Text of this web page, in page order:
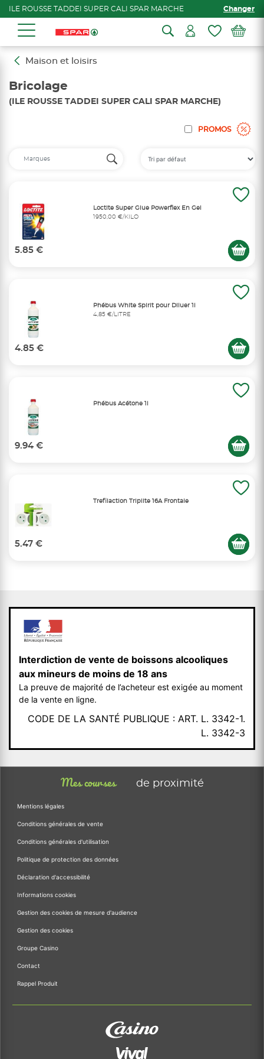
ILE ROUSSE TADDEI SUPER CALI SPAR MARCHE Changer
Maison et loisirs
Bricolage
(ILE ROUSSE TADDEI SUPER CALI SPAR MARCHE)
PROMOS
Loctite Super Glue Powerflex En Gel
1950,00 €/KILO
5.85 €
Phébus White Spirit pour Diluer 1l
4,85 €/LITRE
4.85 €
Phébus Acétone 1l
9.94 €
Trefilaction Triplite 16A Frontale
5.47 €
Interdiction de vente de boissons alcooliques
aux mineurs de moins de 18 ans
La preuve de majorité de l’acheteur est exigée au moment
de la vente en ligne.
CODE DE LA SANTÉ PUBLIQUE : ART. L. 3342-1.
L. 3342-3
Mes courses de proximité
Mentions légales
Conditions générales de vente
Conditions générales d'utilisation
Politique de protection des données
Déclaration d'accessibilité
Informations cookies
Gestion des cookies de mesure d'audience
Gestion des cookies
Groupe Casino
Contact
Rappel Produit